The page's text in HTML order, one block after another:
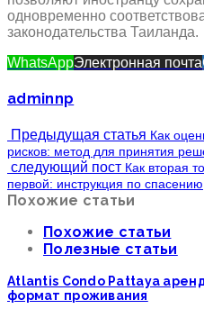
одновременно
законодательства Таиланда.
WhatsAppЭлектронная почта
adminnp
Предыдущая статья Как
рисков: метод для принятия
следующий пост Как вторая
первой: инструкция по спасению
Похожие статьи
Похожие статьи
Полезные статьи
Atlantis Condo Pattaya
формат проживания